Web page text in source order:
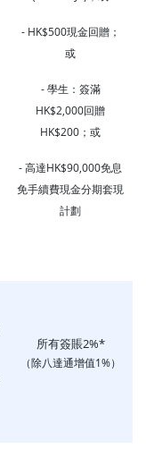
- HK$500現金回贈；
或
- 學生：簽滿
HK$2,000回贈
HK$200；或
- 高達HK$90,000免息
免手續費現金分期套現
計劃
所有簽賬2%*
（除八達通增值1%）